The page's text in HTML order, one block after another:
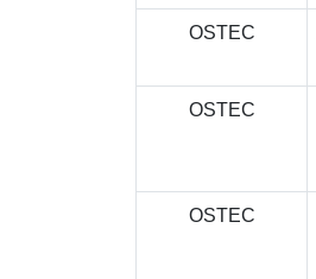
OSTEC
OSTEC
OSTEC